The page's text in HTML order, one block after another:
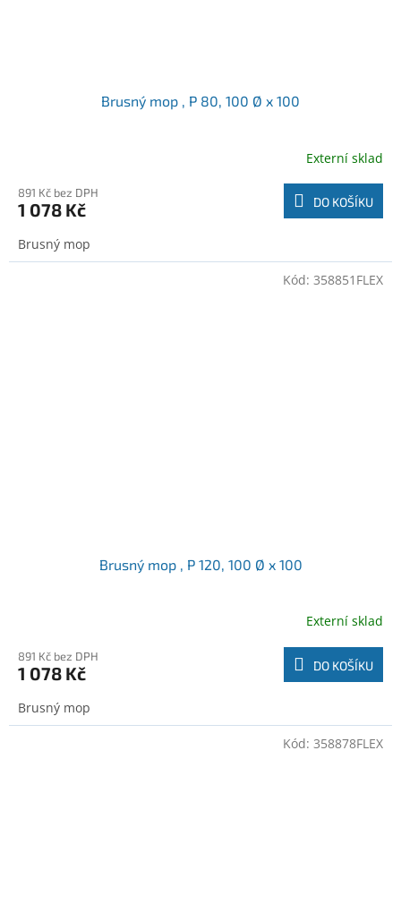
Brusný mop , P 80, 100 Ø x 100
Externí sklad
891 Kč bez DPH
1 078 Kč DO KOŠÍKU
Brusný mop
Brusný mop , P 120, 100 Ø x 100
Externí sklad
891 Kč bez DPH
1 078 Kč DO KOŠÍKU
Brusný mop
Kód: 358851FLEX
Kód: 358878FLEX